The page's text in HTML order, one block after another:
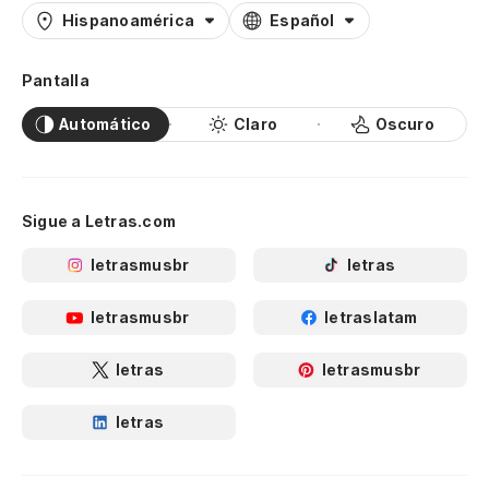
Hispanoamérica Español
Pantalla
Automático Claro Oscuro
Sigue a Letras.com
letrasmusbr letras
letrasmusbr letraslatam
letras letrasmusbr
letras